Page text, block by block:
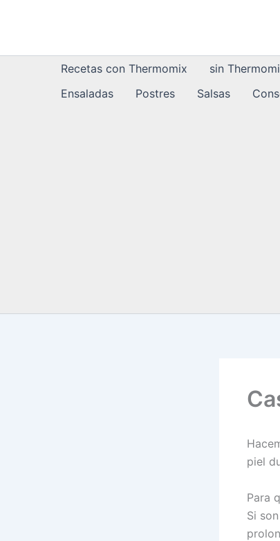
Recetas con Thermomix sin
Ensaladas
Postres Salsas
piel
Para
Si